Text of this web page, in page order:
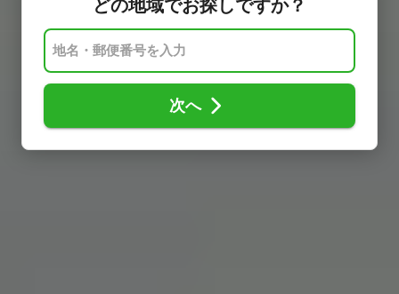
どの地域でお探しですか？
次へ